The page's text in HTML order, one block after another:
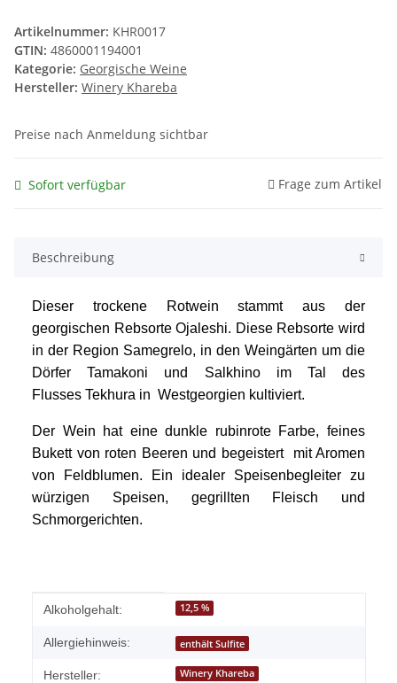
Artikelnummer: KHR0017
GTIN: 4860001194001
Kategorie: Georgische Weine
Hersteller: Winery Khareba
Preise nach Anmeldung sichtbar
Sofort verfügbar Frage zum Artikel
Beschreibung
Dieser trockene Rotwein stammt aus der
georgischen Rebsorte Ojaleshi. Diese Rebsorte wird
in der Region Samegrelo, in den Weingärten um die
Dörfer Tamakoni und Salkhino im Tal des
Flusses Tekhura in Westgeorgien kultiviert.
Der Wein hat eine dunkle rubinrote Farbe, feines
Bukett von roten Beeren und begeistert mit Aromen
von Feldblumen. Ein idealer Speisenbegleiter zu
würzigen Speisen, gegrillten Fleisch und
Schmorgerichten.
Produkteigenschaft
Wert
Alkoholgehalt: 12,5 %
Allergiehinweis: enthält Sulfite
Hersteller: Winery Khareba